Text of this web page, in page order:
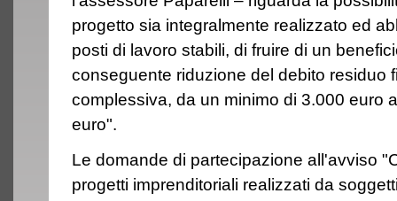
progetto sia integralmente realizzato ed
posti di lavoro stabili, di fruire di un
conseguente riduzione del debito residuo
complessiva, da un minimo di 3.000 euro
euro".
Le domande di partecipazione all'avviso
progetti imprenditoriali realizzati da